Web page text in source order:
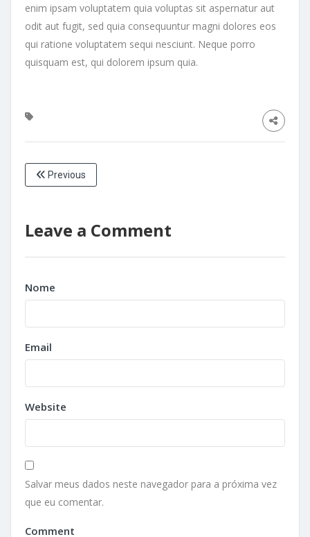
enim ipsam voluptatem quia voluptas sit aspernatur aut
odit aut fugit, sed quia consequuntur magni dolores eos
qui ratione voluptatem sequi nesciunt. Neque porro
quisquam est, qui dolorem ipsum quia.
Previous
Leave a Comment
Nome
Email
Website
Salvar meus dados neste navegador para a próxima vez
que eu comentar.
Comment